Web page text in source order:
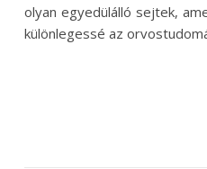
olyan egyedülálló sejtek,
különlegessé az